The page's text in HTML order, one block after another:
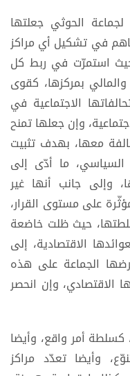
الحوثي جعلتها
في تشكيل أي مراكز
استمرّت في ربط كل
بمركزها، كقوى
الاجتماعية في
وإن جعلها تمنح
معها، بهدف تثبيت
ما أدّى إلى
وإلى جانب أنها غير
على مستوى القرار،
حيث ظلت خاضعة
الاقتصادية، إلى
الجماعة على هذه
الاقتصادي، وإن انحصر
أمر واقع، وأيضا
وأيضا تعدّد مراكز